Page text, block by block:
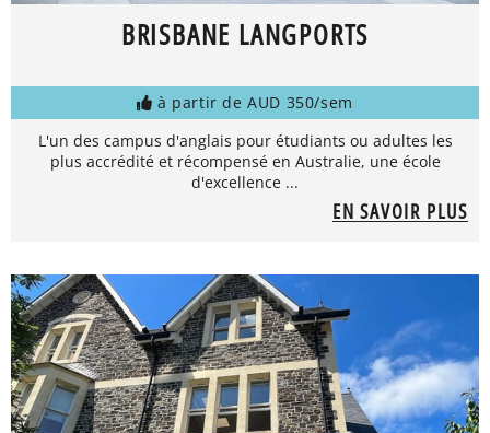
BRISBANE LANGPORTS
à partir de AUD 350/sem
L'un des campus d'anglais pour étudiants ou adultes les
plus accrédité et récompensé en Australie, une école
d'excellence ...
EN SAVOIR PLUS